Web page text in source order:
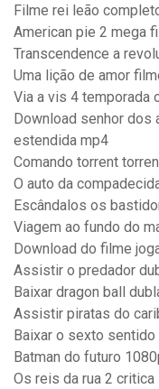
Filme rei leão
American pie 2 mega
Transcendence a
Uma lição de amor
Via a vis 4 temporada
Download senhor dos
estendida mp4
Comando torrent
O auto da
Escândalos os
Viagem ao fundo do
Download do filme
Assistir o predador
Baixar dragon ball
Assistir piratas do
Baixar o sexto
Batman do futuro
Os reis da rua 2 critica